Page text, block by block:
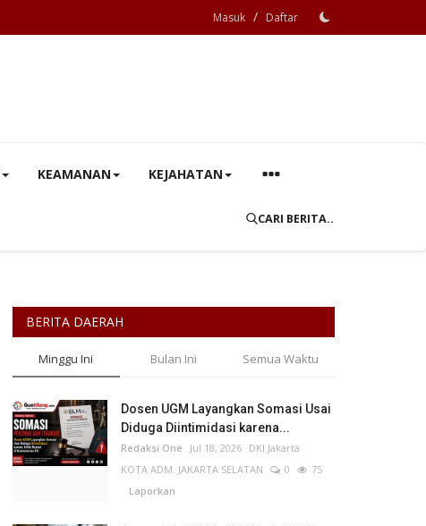
Masuk / Daftar
KEAMANAN KEJAHATAN
CARI BERITA..
BERITA DAERAH
Minggu Ini Bulan Ini Semua Waktu
Dosen UGM Layangkan Somasi Usai
Diduga Diintimidasi karena...
Redaksi One Jul 18, 2026 DKI Jakarta
KOTA ADM. JAKARTA SELATAN
0
75
Laporkan